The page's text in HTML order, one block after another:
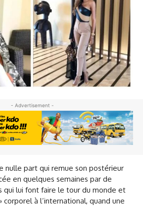
- Advertisement -
nulle part qui remue son postérieur
en quelques semaines par de
qui lui font faire le tour du monde et
à l’international, quand une